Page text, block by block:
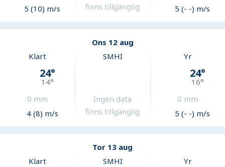
5 (10) m/s
finns tillgänglig
5 (- -) m/s
Ons 12 aug
Klart
24°
14°
0 mm
4 (8) m/s
SMHI
Ingen data
finns tillgänglig
Yr
24°
16°
0 mm
5 (- -) m/s
Tor 13 aug
Klart
SMHI Yr